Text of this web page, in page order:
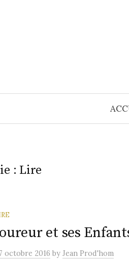
: Lire
et ses
octobre 2016 by Jean Prod'hom